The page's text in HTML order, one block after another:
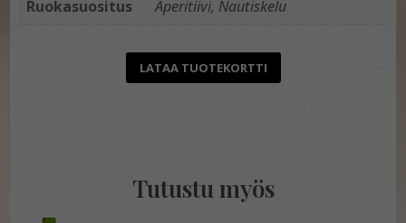
Ruokasuositus
Aperitiivi, Nautiskelu
LATAA TUOTEKORTTI
Tutustu myös